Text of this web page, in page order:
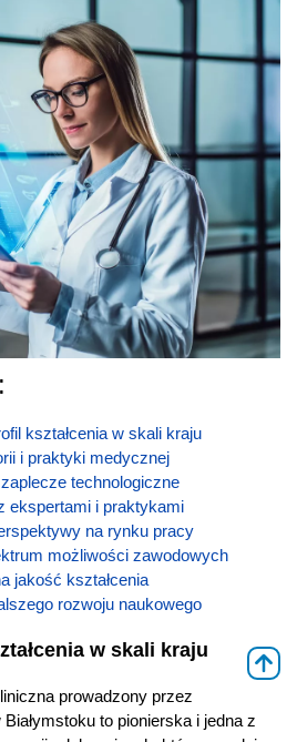
kształcenia w skali kraju
i praktyki medycznej
technologiczne
ekspertami i praktykami
na rynku pracy
możliwości zawodowych
jakość kształcenia
rozwoju naukowego
w skali kraju
prowadzony przez
to pionierska i jedna z